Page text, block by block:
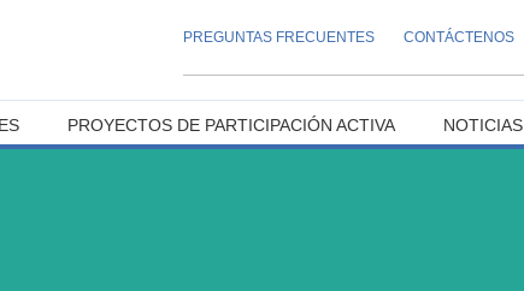
PREGUNTAS FRECUENTES CONTÁCTENOS
PROYECTOS DE PARTICIPACIÓN ACTIVA NOTICIAS